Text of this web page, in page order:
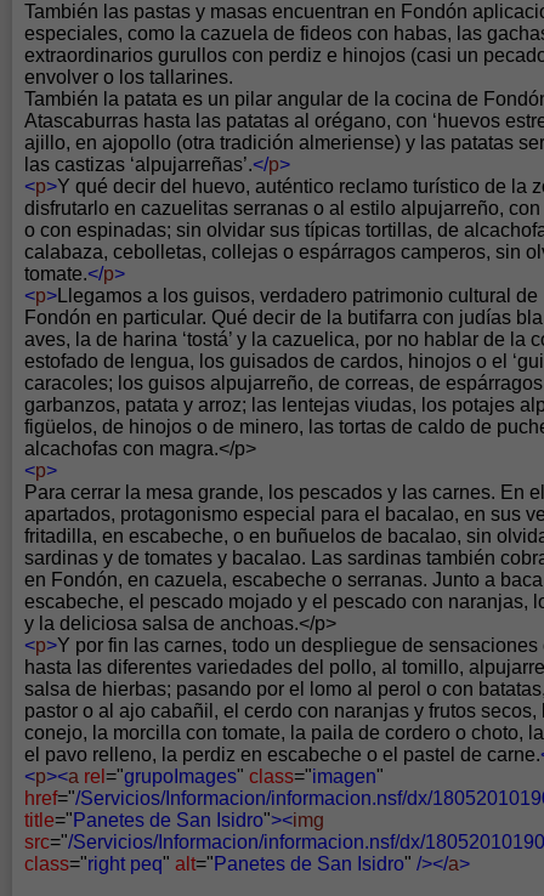
También las pastas y masas encuentran en Fondón
especiales, como la cazuela de fideos con habas, las
extraordinarios gurullos con perdiz e hinojos (casi un
envolver o los tallarines.
También la patata es un pilar angular de la cocina de
Atascaburras hasta las patatas al orégano, con ‘huevos
ajillo, en ajopollo (otra tradición almeriense) y las patatas
las castizas ‘alpujarreñas’.</p>
<p>Y qué decir del huevo, auténtico reclamo turístico de la
disfrutarlo en cazuelitas serranas o al estilo alpujarreño,
o con espinadas; sin olvidar sus típicas tortillas, de
calabaza, cebolletas, collejas o espárragos camperos, sin
tomate.</p>
<p> Llegamos a los guisos, verdadero patrimonio cultural
Fondón en particular. Qué decir de la butifarra con judías
aves, la de harina ‘tostá’ y la cazuelica, por no hablar de la
estofado de lengua, los guisados de cardos, hinojos o el
caracoles; los guisos alpujarreño, de correas, de
garbanzos, patata y arroz; las lentejas viudas, los potajes
figüelos, de hinojos o de minero, las tortas de caldo de
alcachofas con magra.</p>
<p>
Para cerrar la mesa grande, los pescados y las carnes. En
apartados, protagonismo especial para el bacalao, en sus
fritadilla, en escabeche, o en buñuelos de bacalao, sin
sardinas y de tomates y bacalao. Las sardinas también
en Fondón, en cazuela, escabeche o serranas. Junto a
escabeche, el pescado mojado y el pescado con naranjas,
y la deliciosa salsa de anchoas.</p>
<p>Y por fin las carnes, todo un despliegue de
hasta las diferentes variedades del pollo, al tomillo,
salsa de hierbas; pasando por el lomo al perol o con
pastor o al ajo cabañil, el cerdo con naranjas y frutos
conejo, la morcilla con tomate, la paila de cordero o choto,
el pavo relleno, la perdiz en escabeche o el pastel de carne.
<p><a rel ="grupoImages" class="imagen"
href="/Servicios/Informacion/informacion.nsf/dx/
title=" Panetes de San Isidro"><img
src="/Servicios/Informacion/informacion.nsf/dx/
class="right peq" alt=" Panetes de San Isidro" /></a>